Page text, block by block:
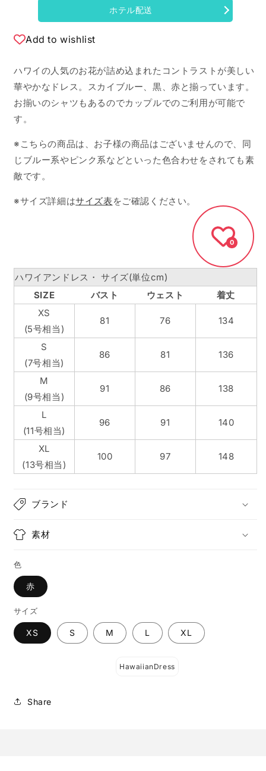
ホテル配送
Add to wishlist
ハワイの人気のお花が詰め込まれたコントラストが美しい
華やかなドレス。スカイブルー、黒、赤と揃っています。
お揃いのシャツもあるのでカップルでのご利用が可能で
す。
※こちらの商品は、お子様の商品はございませんので、同
じブルー系やピンク系などといった色合わせをされても素
敵です。
※サイズ詳細はサイズ表をご確認ください。
ハワイアンドレス・ サイズ(単位cm)
SIZE
バスト ウェスト
着丈
XS
(5号相当)
81 76 134
S
(7号相当)
86 81 136
M
(9号相当)
91 86 138
L
(11号相当)
96 91 140
XL
(13号相当)
100 97 148
ブランド
素材
色
赤
サイズ
XS S M L XL
HawaiianDress
Share
0